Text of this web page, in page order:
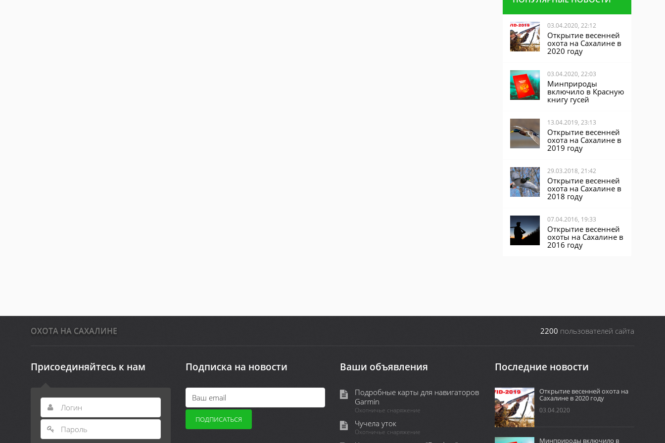
03.04.2020, 22:12
Открытие весенней
охота на Сахалине в
2020 году
03.04.2020, 22:03
Минприроды
включило в Красную
книгу гусей
13.04.2019, 23:13
Открытие весенней
охота на Сахалине в
2019 году
29.03.2018, 21:42
Открытие весенней
охота на Сахалине в
2018 году
07.04.2016, 19:33
Открытие весенней
охоты на Сахалине в
2016 году
ОХОТА НА САХАЛИНЕ 2200 пользователей сайта
Присоединяйтесь к нам Подписка на новости Ваши объявления
Подробные карты для навигаторов
Garmin
Охотничье снаряжение
Чучела уток
Охотничье снаряжение
Последние новости
Открытие весенней охота на
Сахалине в 2020 году
03.04.2020
Минприроды включило в